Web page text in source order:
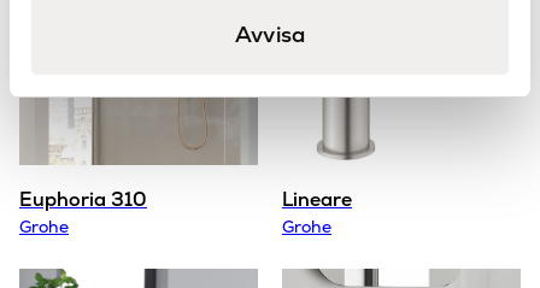
Avvisa
Euphoria 310
Grohe
Lineare
Grohe